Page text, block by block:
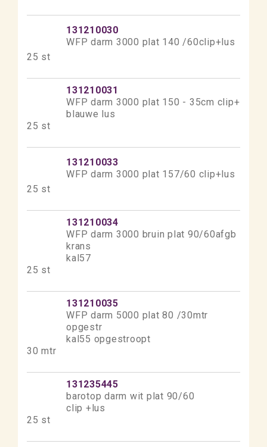
131210030
WFP darm 3000 plat 140 /60clip+lus
25 st
131210031
WFP darm 3000 plat 150 - 35cm clip+
blauwe lus
25 st
131210033
WFP darm 3000 plat 157/60 clip+lus
25 st
131210034
WFP darm 3000 bruin plat 90/60afgb
krans
kal57
25 st
131210035
WFP darm 5000 plat 80 /30mtr
opgestr
kal55 opgestroopt
30 mtr
131235445
barotop darm wit plat 90/60
clip +lus
25 st